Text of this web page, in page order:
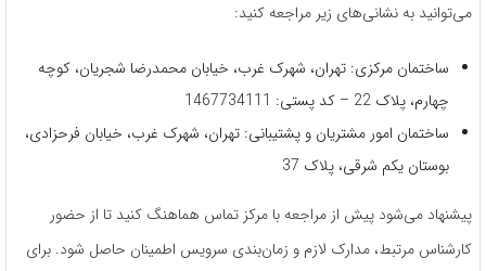
می‌توانید به نشانی‌های زیر مراجعه کنید:
ساختمان مرکزی: تهران، شهرک غرب، خیابان محمدرضا شجریان، کوچه
چهارم، پلاک 22 – کد پستی: 1467734111
ساختمان امور مشتریان و پشتیبانی: تهران، شهرک غرب، خیابان فرحزادی،
بوستان یکم شرقی، پلاک 37
پیشنهاد می‌شود پیش از مراجعه با مرکز تماس هماهنگ کنید تا از حضور
کارشناس مرتبط، مدارک لازم و زمان‌بندی سرویس اطمینان حاصل شود. برای